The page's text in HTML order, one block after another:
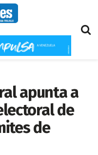
apunta a
de
de